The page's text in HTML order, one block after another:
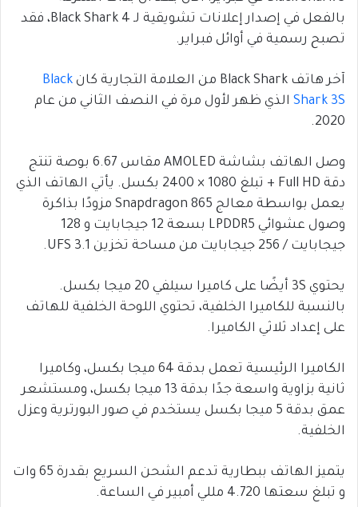
بالفعل في إصدار إعلانات تشويقية لـ Black Shark 4، فقد
تصبح رسمية في أوائل فبراير.
آخر هاتف Black Shark من العلامة التجارية كان
Black
Shark 3S الذي ظهر لأول مرة في النصف الثاني من عام
2020.
وصل الهاتف بشاشة AMOLED مقاس 6.67 بوصة تنتج
دقة Full HD + تبلغ 1080 × 2400 بكسل. يأتي الهاتف الذي
يعمل بواسطة معالج Snapdragon 865 مزودًا بذاكرة
وصول عشوائي LPDDR5 بسعة 12 جيجابايت و 128
جيجابايت / 256 جيجابايت من مساحة تخزين UFS 3.1.
يحتوي 3S أيضًا على كاميرا سيلفي 20 ميجا بكسل.
بالنسبة للكاميرا الخلفية، تحتوي اللوحة الخلفية للهاتف
على إعداد ثلاثي الكاميرا.
الكاميرا الرئيسية تعمل بدقة 64 ميجا بكسل، وكاميرا
ثانية بزاوية واسعة جدًا بدقة 13 ميجا بكسل، ومستشعر
عمق بدقة 5 ميجا بكسل يستخدم في صور البورترية وعزل
الخلفية.
يتميز الهاتف ببطارية تدعم الشحن السريع بقدرة 65 وات
و تبلغ سعتها 4.720 مللي أمبير في الساعة.